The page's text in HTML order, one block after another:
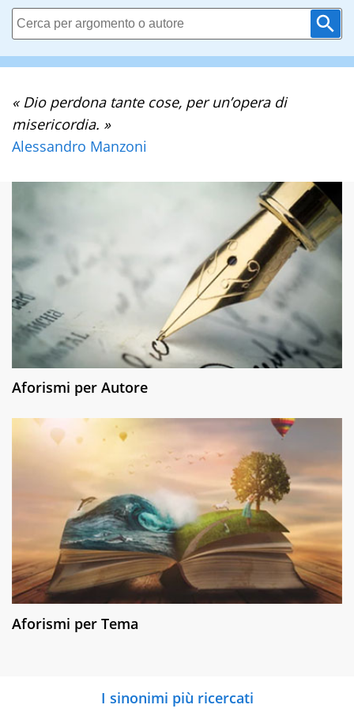
« Dio perdona tante cose, per un’opera di
misericordia. »
Alessandro Manzoni
Aforismi per Autore
Aforismi per Tema
I sinonimi più ricercati